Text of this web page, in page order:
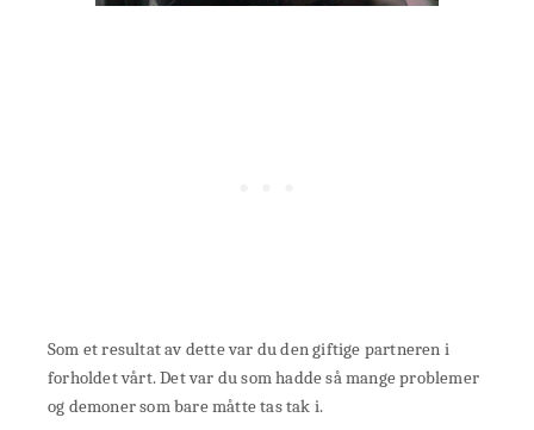
Som et resultat av dette var du den giftige partneren i
forholdet vårt. Det var du som hadde så mange problemer
og demoner som bare måtte tas tak i.